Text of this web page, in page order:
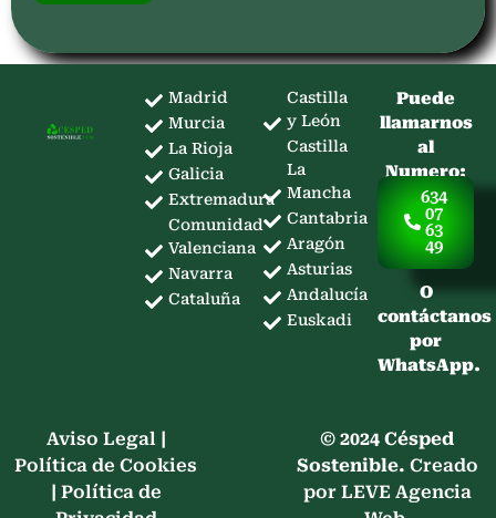
Madrid
Murcia
La Rioja
Galicia
Extremadura
Comunidad
Valenciana
Navarra
Cataluña
Castilla
y León
Castilla
La
Mancha
Cantabria
Aragón
Asturias
Andalucía
Euskadi
Puede
llamarnos
al
Numero:
634
07
63
49
O
contáctanos
por
WhatsApp.
Aviso Legal |
Política de Cookies
| Política de
© 2024 Césped
Sostenible. Creado
por LEVE Agencia